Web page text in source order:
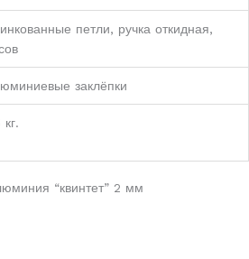
петли, ручка откидная,
заклёпки
кг.
“квинтет” 2 мм